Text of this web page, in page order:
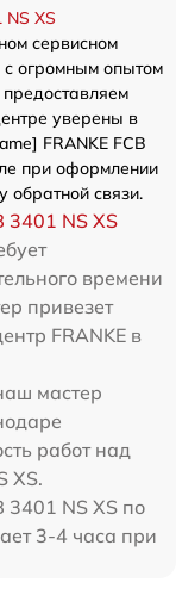
NS XS
сервисном
с огромным опытом
уверены в
FRANKE FCB
при оформлении
обратной связи.
3401 NS XS
времени
привезет
FRANKE в
мастер
работ над
XS.
3401 NS XS по
3-4 часа при